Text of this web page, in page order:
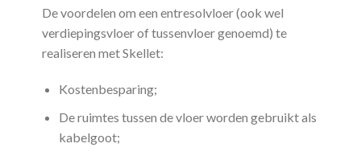
De voordelen om een entresolvloer (ook wel
verdiepingsvloer of tussenvloer genoemd) te
realiseren met Skellet:
Kostenbesparing;
De ruimtes tussen de vloer worden gebruikt als
kabelgoot;